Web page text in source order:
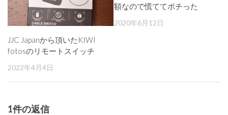
JJC Japanから頂いたKIWI
fotosのリモートスイッチ
2022年4月4日
額なので慌ててポチった
2020年6月12日
1件の返信